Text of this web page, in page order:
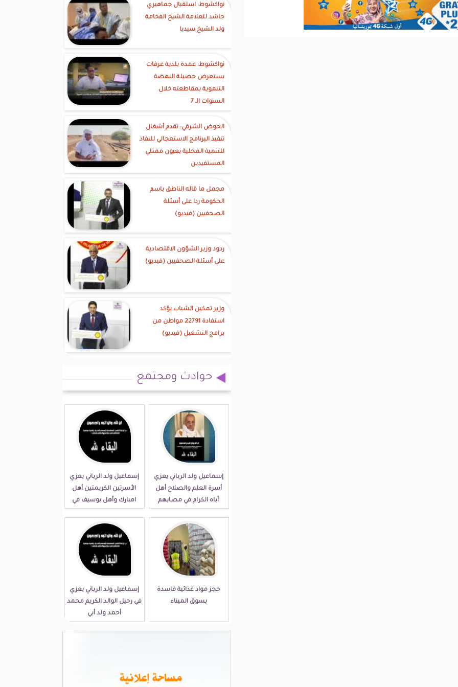
نواكشوط: استقبال جماهيري
حاشد للعلامة الشيخ الفخامة
ولد الشيخ سيديا
نواكشوط: عمدة بلدية عرفات
يستعرض حصيلة النهضة
التنموية بمقاطعته خلال
السنوات الـ 7
الحوض الشرقي: تقدم أشغال
تنفيذ البرنامج الاستعجالي للنفاذ
للتنمية المحلية بعيون ممثلي
المستفيدين
مجمل ما قاله الناطق باسم
الحكومة ردا على أسئلة
الصحفيين (فيديو)
ردود وزير الشؤون الاقتصادية
على أسئلة الصحفيين (فيديو)
وزير تمكين الشباب يؤكد
استفادة 22791 مواطن من
برامج التشغيل (فيديو)
حوادث ومجتمع
إسماعيل ولد الرباني يعزي
أسرة العلم والصلاح أهل
أباه الكرام في مصابهم
إسماعيل ولد الرباني يعزي
الأسرتين الكريمتين أهل
امبارك وأهل بوسيف في
حجز مواد غذائية فاسدة
بسوق الميناء
إسماعيل ولد الرباني يعزي
في رحيل الوالد الكريم محمد
أحمد ولد أبي